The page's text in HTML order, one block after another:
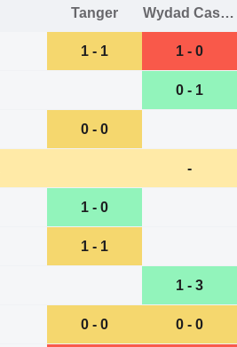
Tanger Wydad Casablanca
1 - 1 1 - 0
0 - 1
0 - 0
-
1 - 0
1 - 1
1 - 3
0 - 0 0 - 0